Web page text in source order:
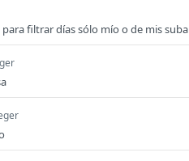
filtrar días sólo mío o de mis